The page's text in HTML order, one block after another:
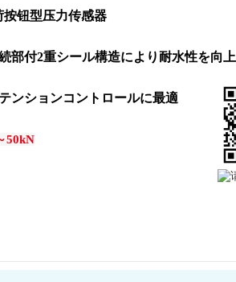
钮型压力传感器
部付2重シール構造により耐水性を向上
ンションコントロールに最適
50kN